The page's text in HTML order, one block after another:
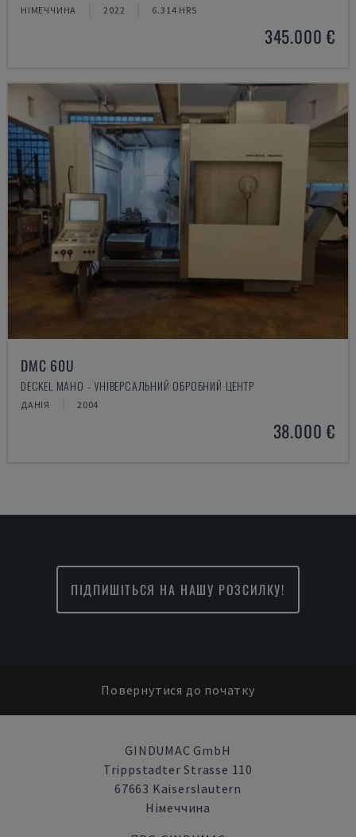
НІМЕЧЧИНА 2022 6.314 HRS
345.000 €
DMC 60U
DECKEL MAHO - УНІВЕРСАЛЬНИЙ ОБРОБНИЙ ЦЕНТР
ДАНІЯ 2004
38.000 €
ПІДПИШІТЬСЯ НА НАШУ РОЗСИЛКУ!
Повернутися до початку
GINDUMAC GmbH
Trippstadter Strasse 110
67663 Kaiserslautern
Німеччина